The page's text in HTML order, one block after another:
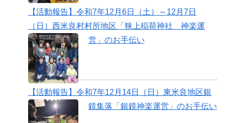
【活動報告】令和7年12月6日（土）～12月7日
（日）西米良村村所地区「狭上稲荷神社 神楽運
営」のお手伝い
【活動報告】令和7年12月14日（日）東米良地区銀
鏡集落「銀鏡神楽運営」のお手伝い